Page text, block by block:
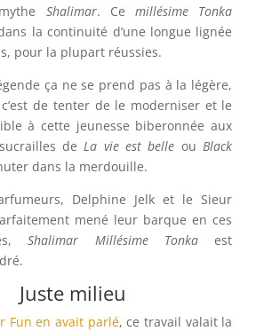
Shalimar. Ce millésime Tonka
la continuité d’une longue lignée
pour la plupart réussies.
ça ne se prend pas à la légère,
de tenter de le moderniser et le
à cette jeunesse biberonnée aux
de La vie est belle ou Black
dans la merdouille.
Delphine Jelk et le Sieur
mené leur barque en ces
Shalimar Millésime Tonkaest
Juste milieu
Fun en avait parlé, ce travail valait la